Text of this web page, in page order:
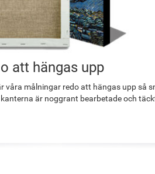
att hängas upp
våra målningar redo att hängas upp så
är noggrant bearbetade och